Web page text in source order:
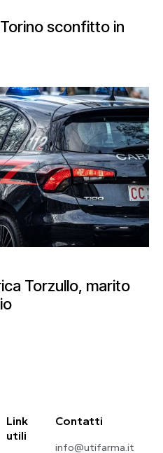
sconfitto in
Torzullo, marito
Link
utili
Contatti
info@utifarma.it